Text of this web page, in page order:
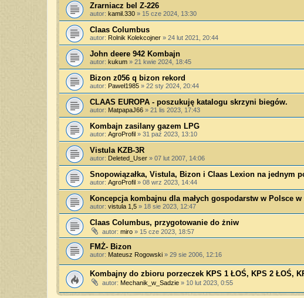
Zrarniacz bel Z-226
autor: kamil.330 » 15 cze 2024, 13:30
Claas Columbus
autor: Rolnik Kolekcojner » 24 lut 2021, 20:44
John deere 942 Kombajn
autor: kukum » 21 kwie 2024, 18:45
Bizon z056 q bizon rekord
autor: Paweł1985 » 22 sty 2024, 20:44
CLAAS EUROPA - poszukuję katalogu skrzyni biegów.
autor: MatpapaJ66 » 21 lis 2023, 17:43
Kombajn zasilany gazem LPG
autor: AgroProfil » 31 paź 2023, 13:10
Vistula KZB-3R
autor: Deleted_User » 07 lut 2007, 14:06
Snopowiązałka, Vistula, Bizon i Claas Lexion na jednym
autor: AgroProfil » 08 wrz 2023, 14:44
Koncepcja kombajnu dla małych gospodarstw w Polsce w
autor: vistula 1,5 » 18 sie 2023, 12:47
Claas Columbus, przygotowanie do żniw
autor: miro » 15 cze 2023, 18:57
FMŻ- Bizon
autor: Mateusz Rogowski » 29 sie 2006, 12:16
Kombajny do zbioru porzeczek KPS 1 ŁOŚ, KPS 2 ŁOŚ,
autor: Mechanik_w_Sadzie » 10 lut 2023, 0:55